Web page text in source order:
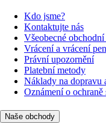
Kdo jsme?
Kontaktujte nás
Všeobecné
Vrácení a vrácení
Právní upozornění
Platební metody
Náklady na dopravu
Oznámení o
Naše obchody